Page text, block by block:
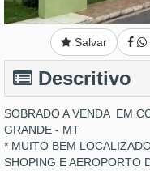
Salvar
Descritivo
SOBRADO A VENDA EM
GRANDE - MT
* MUITO BEM
SHOPING E AEROPORTO